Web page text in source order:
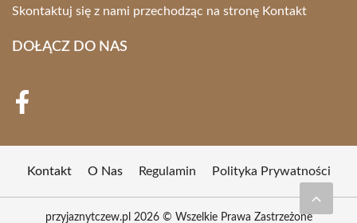
Skontaktuj się z nami przechodząc na stronę Kontakt
DOŁĄCZ DO NAS
Kontakt O Nas Regulamin Polityka Prywatności
przyjaznytczew.pl 2026 © Wszelkie Prawa Zastrzeżone